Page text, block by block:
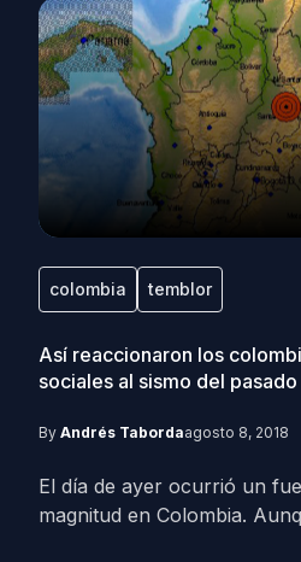
colombia temblor
Así reaccionaron los
sociales al sismo del
By Andrés Tabordaagosto 8, 2018
El día de ayer ocurrió un
magnitud en Colombia.